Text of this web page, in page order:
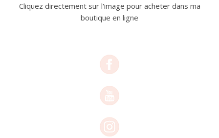
Cliquez directement sur l'image pour acheter dans ma
boutique en ligne